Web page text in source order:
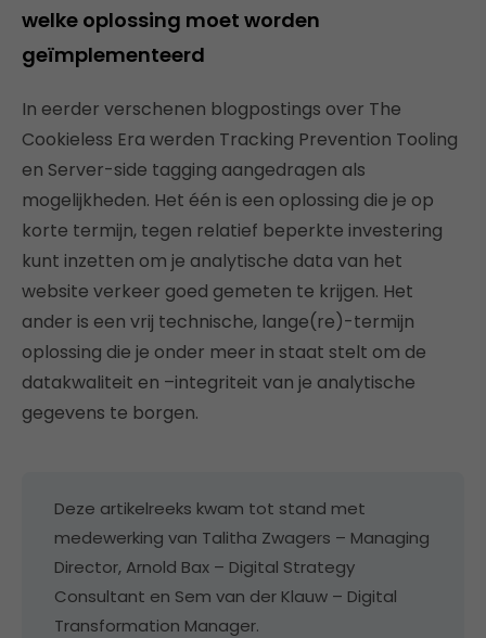
welke oplossing moet worden
geïmplementeerd
In eerder verschenen blogpostings over The
Cookieless Era werden Tracking Prevention Tooling
en Server-side tagging aangedragen als
mogelijkheden. Het één is een oplossing die je op
korte termijn, tegen relatief beperkte investering
kunt inzetten om je analytische data van het
website verkeer goed gemeten te krijgen. Het
ander is een vrij technische, lange(re)-termijn
oplossing die je onder meer in staat stelt om de
datakwaliteit en –integriteit van je analytische
gegevens te borgen.
Deze artikelreeks kwam tot stand met
medewerking van Talitha Zwagers – Managing
Director, Arnold Bax – Digital Strategy
Consultant en Sem van der Klauw – Digital
Transformation Manager.